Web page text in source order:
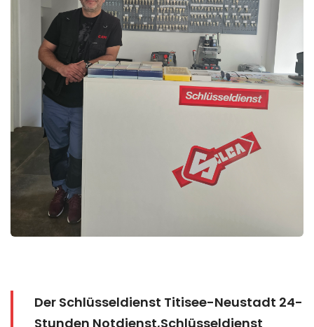
Der Schlüsseldienst Titisee-Neustadt 24-
Stunden Notdienst,Schlüsseldienst